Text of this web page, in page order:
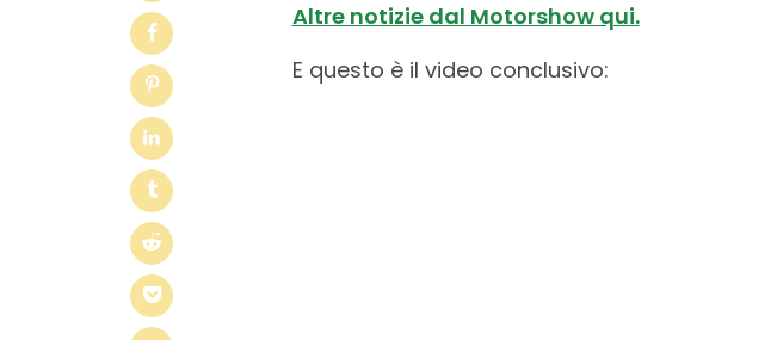
Altre notizie dal Motorshow qui.
E questo è il video conclusivo: